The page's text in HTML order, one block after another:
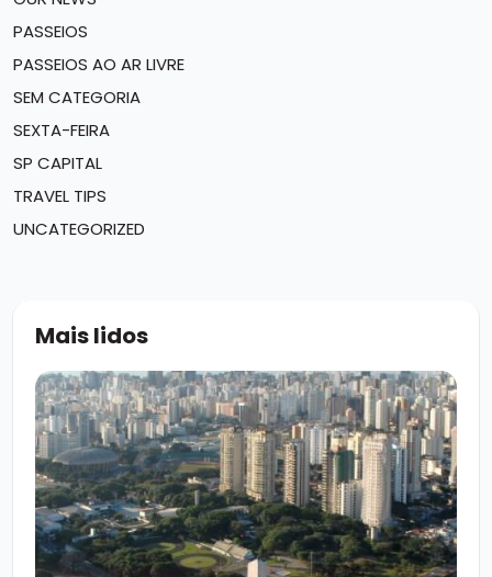
PASSEIOS
PASSEIOS AO AR LIVRE
SEM CATEGORIA
SEXTA-FEIRA
SP CAPITAL
TRAVEL TIPS
UNCATEGORIZED
Mais lidos